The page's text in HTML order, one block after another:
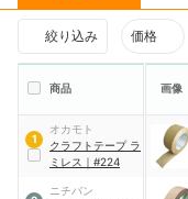
絞り込み 価格
商品 画像
1
オカモト
クラフトテープ ラ
ミレス ｜ #224
ニチバン